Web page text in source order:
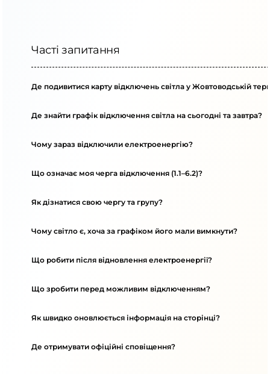
Часті запитання
Де подивитися карту відключень світла у Жовтоводській
Де знайти графік відключення світла на сьогодні та завтра?
Чому зараз відключили електроенергію?
Що означає моя черга відключення (1.1–6.2)?
Як дізнатися свою чергу та групу?
Чому світло є, хоча за графіком його мали вимкнути?
Що робити після відновлення електроенергії?
Що зробити перед можливим відключенням?
Як швидко оновлюється інформація на сторінці?
Де отримувати офіційні сповіщення?